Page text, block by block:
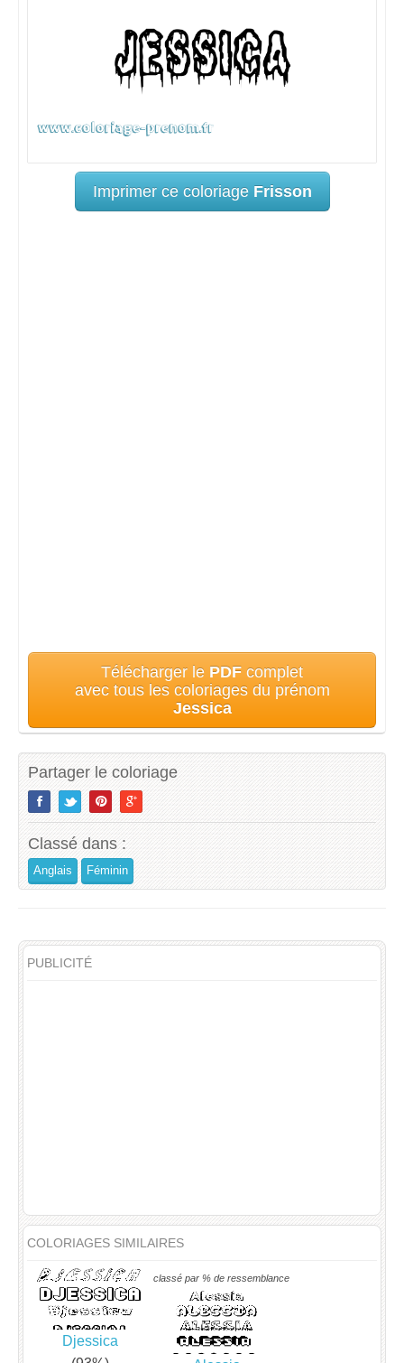
Imprimer ce coloriage Frisson
Télécharger le PDF complet
avec tous les coloriages du prénom
Jessica
Partager le coloriage
Classé dans :
Anglais Féminin
PUBLICITÉ
COLORIAGES SIMILAIRES
classé par % de ressemblance
Djessica